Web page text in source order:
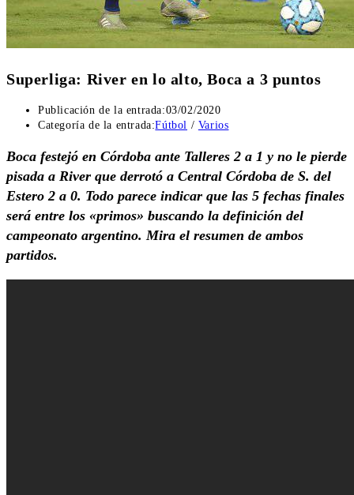
Superliga: River en lo alto, Boca a 3 puntos
Publicación de la entrada:03/02/2020
Categoría de la entrada:Fútbol / Varios
Boca festejó en Córdoba ante Talleres 2 a 1 y no le pierde
pisada a River que derrotó a Central Córdoba de S. del
Estero 2 a 0. Todo parece indicar que las 5 fechas finales
será entre los «primos» buscando la definición del
campeonato argentino. Mira el resumen de ambos
partidos.